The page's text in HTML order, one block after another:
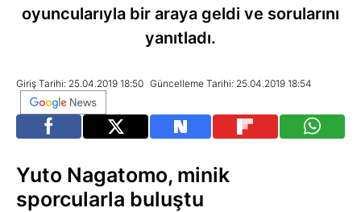
oyuncularıyla bir araya geldi ve sorularını
yanıtladı.
Giriş Tarihi: 25.04.2019 18:50 Güncelleme Tarihi: 25.04.2019 18:54
Yuto Nagatomo, minik
sporcularla buluştu